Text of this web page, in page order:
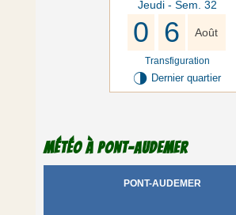
Jeudi - Sem. 32
0 6 Août
Transfiguration
T Dernier quartier
Météo à Pont-Audemer